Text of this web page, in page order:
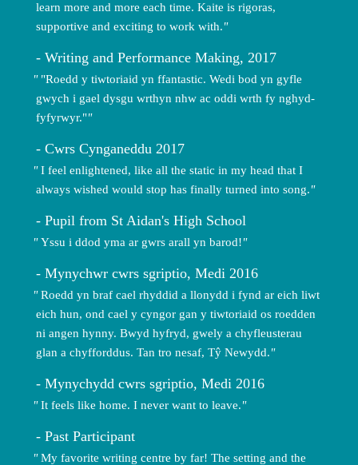
learn more and more each time. Kaite is rigoras,
supportive and exciting to work with.
Writing and Performance Making, 2017
"Roedd y tiwtoriaid yn ffantastic. Wedi bod yn gyfle
gwych i gael dysgu wrthyn nhw ac oddi wrth fy nghyd-
fyfyrwyr."
Cwrs Cynganeddu 2017
I feel enlightened, like all the static in my head that I
always wished would stop has finally turned into song.
Pupil from St Aidan's High School
Yssu i ddod yma ar gwrs arall yn barod!
Mynychwr cwrs sgriptio, Medi 2016
Roedd yn braf cael rhyddid a llonydd i fynd ar eich liwt
eich hun, ond cael y cyngor gan y tiwtoriaid os roedden
ni angen hynny. Bwyd hyfryd, gwely a chyfleusterau
glan a chyfforddus. Tan tro nesaf, Tŷ Newydd.
Mynychydd cwrs sgriptio, Medi 2016
It feels like home. I never want to leave.
Past Participant
My favorite writing centre by far! The setting and the